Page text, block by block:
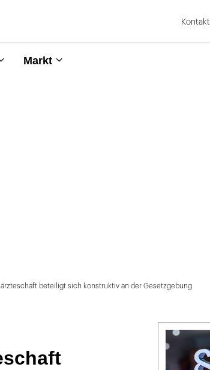
Kontakt
Markt
beteiligt sich konstruktiv an der Gesetzgebung